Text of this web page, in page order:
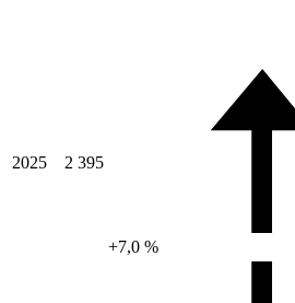
2025 2 395
+7,0 %